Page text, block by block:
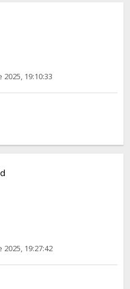
19:10:33
19:27:42